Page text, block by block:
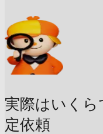
実際はいくら
定依頼